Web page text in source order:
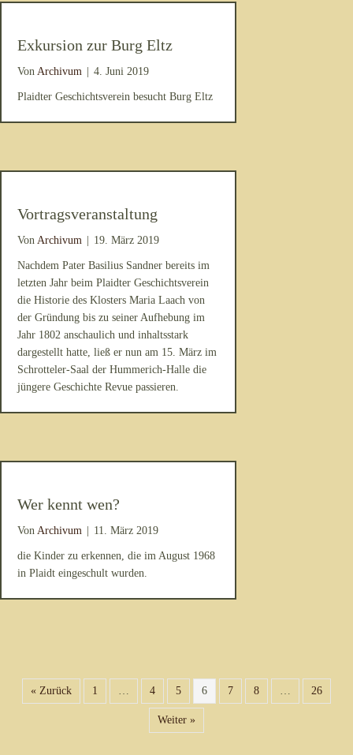
Exkursion zur Burg Eltz
Von Archivum 4. Juni 2019
Plaidter Geschichtsverein besucht Burg Eltz
Vortragsveranstaltung
Von Archivum 19. März 2019
Nachdem Pater Basilius Sandner bereits im
letzten Jahr beim Plaidter Geschichtsverein
die Historie des Klosters Maria Laach von
der Gründung bis zu seiner Aufhebung im
Jahr 1802 anschaulich und inhaltsstark
dargestellt hatte, ließ er nun am 15. März im
Schrotteler-Saal der Hummerich-Halle die
jüngere Geschichte Revue passieren.
Wer kennt wen?
Von Archivum 11. März 2019
die Kinder zu erkennen, die im August 1968
in Plaidt eingeschult wurden.
« Zurück 1 … 4 5 6 7 8 … 26
Weiter »